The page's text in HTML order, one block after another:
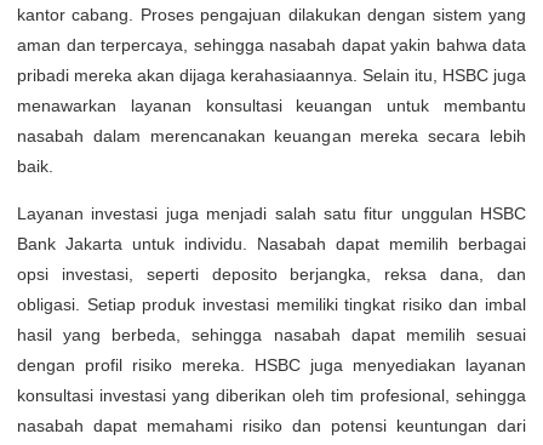
kantor cabang. Proses pengajuan dilakukan dengan sistem yang
aman dan terpercaya, sehingga nasabah dapat yakin bahwa data
pribadi mereka akan dijaga kerahasiaannya. Selain itu, HSBC juga
menawarkan layanan konsultasi keuangan untuk membantu
nasabah dalam merencanakan keuangan mereka secara lebih
baik.
Layanan investasi juga menjadi salah satu fitur unggulan HSBC
Bank Jakarta untuk individu. Nasabah dapat memilih berbagai
opsi investasi, seperti deposito berjangka, reksa dana, dan
obligasi. Setiap produk investasi memiliki tingkat risiko dan imbal
hasil yang berbeda, sehingga nasabah dapat memilih sesuai
dengan profil risiko mereka. HSBC juga menyediakan layanan
konsultasi investasi yang diberikan oleh tim profesional, sehingga
nasabah dapat memahami risiko dan potensi keuntungan dari